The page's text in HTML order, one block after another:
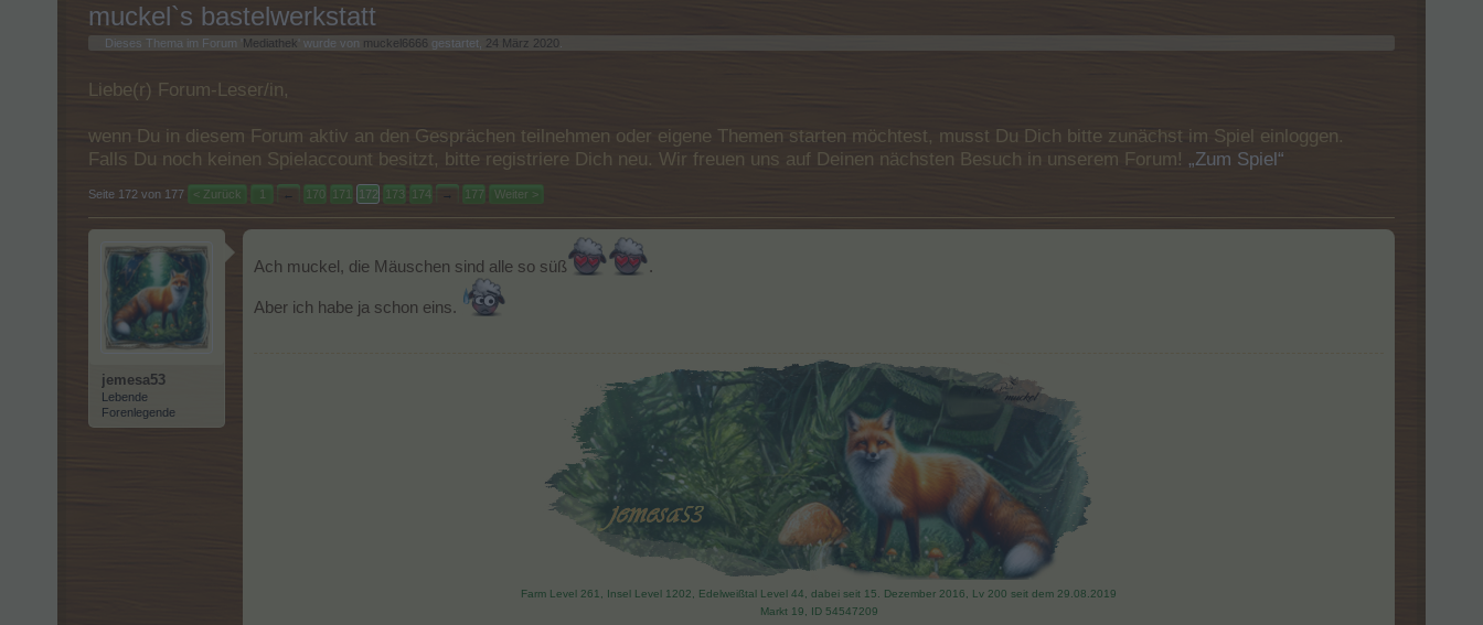
muckel`s bastelwerkstatt
Dieses Thema im Forum ' Mediathek ' wurde von muckel6666 gestartet, 24 März 2020
Liebe(r) Forum-Leser/in,
wenn Du in diesem Forum aktiv an den Gesprächen teilnehmen oder eigene Themen starten möchtest, musst Du Dich bitte zunächst im Spiel einloggen.
Falls Du noch keinen Spielaccount besitzt, bitte registriere Dich neu. Wir freuen uns auf Deinen nächsten Besuch in unserem Forum! „Zum Spiel“
Seite 172 von 177 < Zurück 1 ← 170 171 172 173 174 → 177 Weiter >
jemesa53
Lebende
Forenlegende
Ach muckel, die Mäuschen sind alle so süß .
Aber ich habe ja schon eins.
Farm Level 261, Insel Level 1202, Edelweißtal Level 44, dabei seit 15. Dezember 2016, Lv 200 seit dem 29.08.2019
Markt 19, ID 54547209